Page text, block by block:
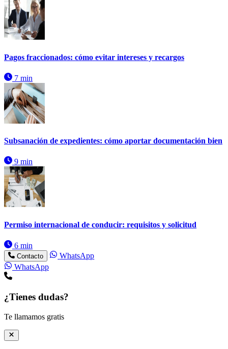
Pagos fraccionados: cómo evitar intereses y recargos
7 min
Subsanación de expedientes: cómo aportar documentación bien
9 min
Permiso internacional de conducir: requisitos y solicitud
6 min
Contacto
WhatsApp
WhatsApp
¿Tienes dudas?
Te llamamos gratis